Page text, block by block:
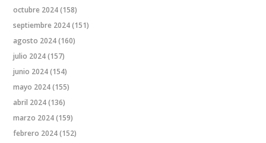
octubre 2024(158)
septiembre 2024(151)
agosto 2024(160)
julio 2024(157)
junio 2024(154)
mayo 2024(155)
abril 2024(136)
marzo 2024(159)
febrero 2024(152)